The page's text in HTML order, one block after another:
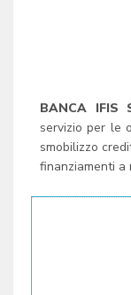
BANCA IFIS
servizio per le
smobilizzo
finanziamenti a